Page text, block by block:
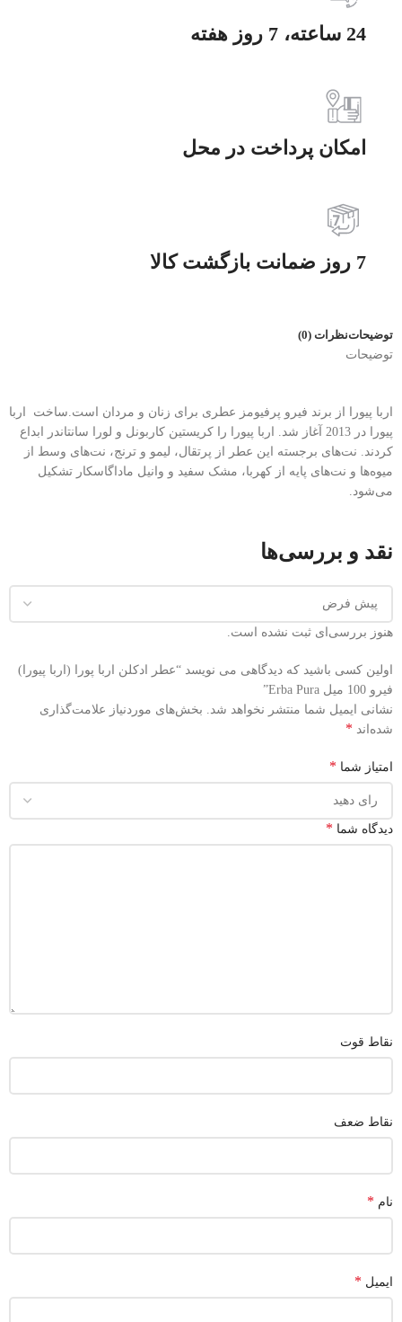
24 ساعته، 7 روز هفته
امکان پرداخت در محل
7 روز ضمانت بازگشت کالا
توضیحاتنظرات (0)
توضیحات
اربا پیورا از برند فیرو پرفیومز عطری برای زنان و مردان است.ساخت اربا
پیورا در 2013 آغاز شد. اربا پیورا را کریستین کاربونل و لورا سانتاندر ابداع
کردند. نت‌های برجسته این عطر از پرتقال، لیمو و ترنج، نت‌های وسط از
میوه‌ها و نت‌های پایه از کهربا، مشک سفید و وانیل ماداگاسکار تشکیل
می‌شود.
نقد و بررسی‌ها
هنوز بررسی‌ای ثبت نشده است.
اولین کسی باشید که دیدگاهی می نویسد “عطر ادکلن اربا پورا (اربا پیورا)
فیرو 100 میل Erba Pura”
نشانی ایمیل شما منتشر نخواهد شد.
بخش‌های موردنیاز علامت‌گذاری
شده‌اند *
امتیاز شما *
دیدگاه شما *
نقاط قوت
نقاط ضعف
نام *
ایمیل *